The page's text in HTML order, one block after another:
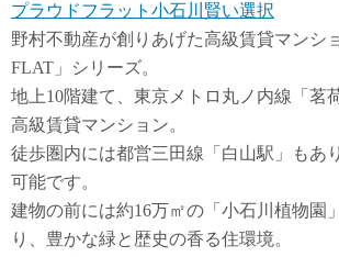
プラウドフラット小石川賢い選択
野村不動産が創りあげた高級賃貸マンシ
FLAT」シリーズ。
地上10階建て、東京メトロ丸ノ内線「茗
高級賃貸マンション。
徒歩圏内には都営三田線「白山駅」もあ
可能です。
建物の前には約16万㎡の「小石川植物園
り、豊かな緑と歴史の香る住環境。